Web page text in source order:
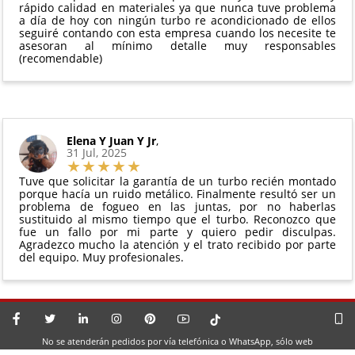
rápido calidad en materiales ya que nunca tuve problema
a día de hoy con ningún turbo re acondicionado de ellos
seguiré contando con esta empresa cuando los necesite te
asesoran al mínimo detalle muy responsables
(recomendable)
Elena Y Juan Y Jr,
31 Jul, 2025
Tuve que solicitar la garantía de un turbo recién montado
porque hacía un ruido metálico. Finalmente resultó ser un
problema de fogueo en las juntas, por no haberlas
sustituido al mismo tiempo que el turbo. Reconozco que
fue un fallo por mi parte y quiero pedir disculpas.
Agradezco mucho la atención y el trato recibido por parte
del equipo. Muy profesionales.
No se atenderán pedidos por vía telefónica o WhatsApp, sólo web